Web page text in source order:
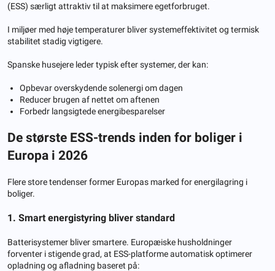
(ESS) særligt attraktiv til at maksimere egetforbruget.
I miljøer med høje temperaturer bliver systemeffektivitet og termisk
stabilitet stadig vigtigere.
Spanske husejere leder typisk efter systemer, der kan:
Opbevar overskydende solenergi om dagen
Reducer brugen af ​​​​nettet om aftenen
Forbedr langsigtede energibesparelser
De største ESS-trends inden for boliger i
Europa i 2026
Flere store tendenser former Europas marked for energilagring i
boliger.
1. Smart energistyring bliver standard
Batterisystemer bliver smartere. Europæiske husholdninger
forventer i stigende grad, at ESS-platforme automatisk optimerer
opladning og afladning baseret på: